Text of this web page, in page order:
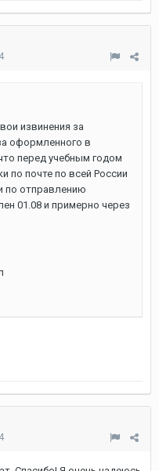
извинения за
оформленного в
перед учебным годом
по почте по всей России
по отправлению
01.08 и примерно через